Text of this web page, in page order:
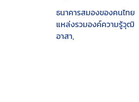
ธนาคารสมองของคนไทย
แหล่งรวมองค์ความรู้วุฒิ
อาสา,